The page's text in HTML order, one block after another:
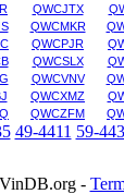
QWCJTX
QWCMKR
QWCPJR
QWCSLX
QWCVNV
QWCXMZ
QWCZFM
49-4411 59-
VinDB.org-